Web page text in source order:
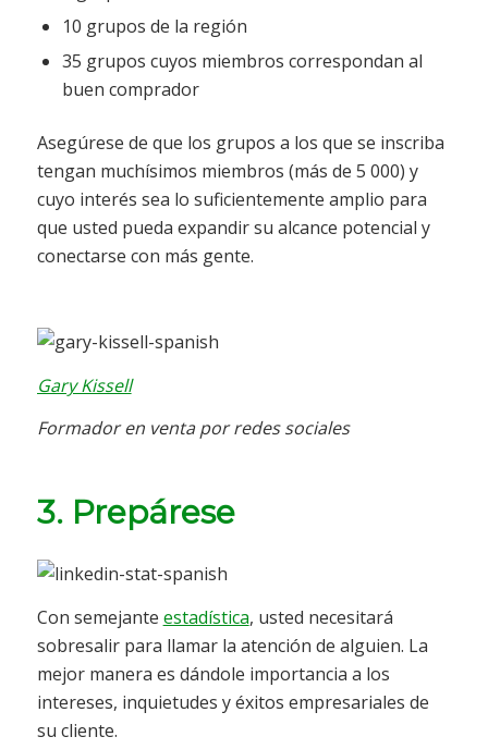
10 grupos de la región
35 grupos cuyos miembros correspondan al
buen comprador
Asegúrese de que los grupos a los que se inscriba
tengan muchísimos miembros (más de 5 000) y
cuyo interés sea lo suficientemente amplio para
que usted pueda expandir su alcance potencial y
conectarse con más gente.
Gary Kissell
Formador en venta por redes sociales
3. Prepárese
Con semejante estadística, usted necesitará
sobresalir para llamar la atención de alguien. La
mejor manera es dándole importancia a los
intereses, inquietudes y éxitos empresariales de
su cliente.